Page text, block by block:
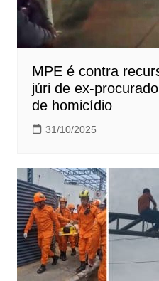
MPE é contra
júri de ex-
de homicídio
31/10/2025